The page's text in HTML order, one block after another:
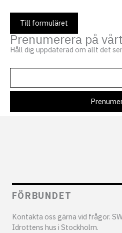
Till formuläret
Prenumerera på
Håll dig uppdaterad om allt det
FÖRBUNDET
Kontakta oss gärna vid frågor.
Idrottens hus i Stockholm.